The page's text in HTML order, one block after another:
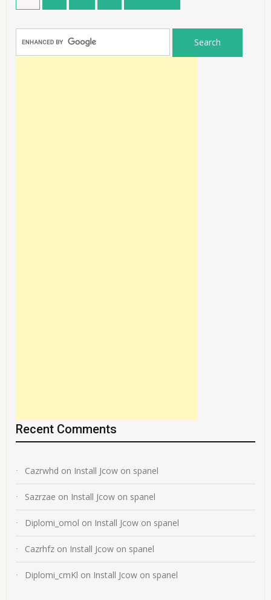
pagination
Recent Comments
Cazrwhd on Install Jcow on spanel
Sazrzae on Install Jcow on spanel
Diplomi_omol on Install Jcow on spanel
Cazrhfz on Install Jcow on spanel
Diplomi_cmKl on Install Jcow on spanel